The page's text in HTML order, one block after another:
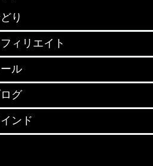
り
ィリエイト
ル
グ
ンド